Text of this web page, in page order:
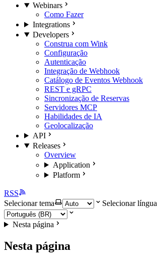
Webinars
Como Fazer
Integrations
Developers
Construa com Wink
Configuração
Autenticação
Integração de Webhook
Catálogo de Eventos Webhook
REST e gRPC
Sincronização de Reservas
Servidores MCP
Habilidades de IA
Geolocalização
API
Releases
Overview
Application
Platform
RSS
Selecionar tema
Selecionar língua
Nesta página
Nesta página